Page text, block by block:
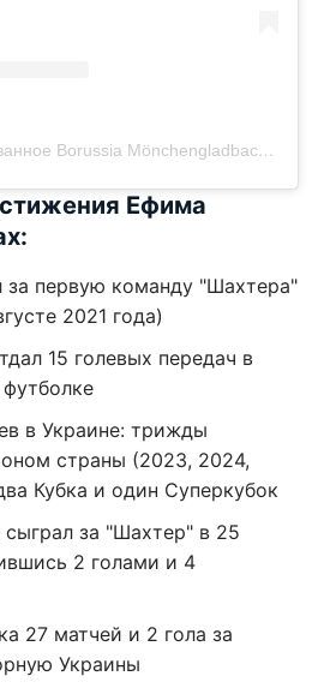
Сообщение, опубликованное Borussia Mönchengladbach Bundesliga (@borussia)
Ефима
за первую команду "Шахтера"
2021 года)
15 голевых передач в
в Украине: трижды
страны (2023, 2024,
Кубка и один Суперкубок
за "Шахтер" в 25
2 голами и 4
27 матчей и 2 гола за
Украины